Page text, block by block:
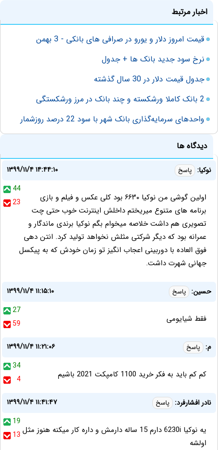
اخبار مرتبط
قیمت امروز دلار و یورو در صرافی های بانکی - 3 بهمن
نرخ سود جدید بانک ها + جدول
جدول قیمت دلار در 30 سال گذشته
2 بانک کاملا ورشکسته و چند بانک در مرز ورشکستگی
واحدهای سرمایه‌گذاری بانک شهر با سود 22 درصد روزشمار
دیدگاه ها
نوکیا: پاسخ
۱۳۹۹/۱۱/۴ ۱۴:۴۴:۱۰
44
23
اولین گوشی من نوکیا ۶۶٣٠ بود کلی عکس و فیلم و بازی
برنامه های متنوع میریختم داخلش اینترنت خوب حتی چت
تصویری هم داشت خلاصه میخوام بگم نوکیا برندی ماندگار و
عمرانه بود که دیگر شرکتی مثلش نخواهد تولید کرد. انتن دهی
فوق العاده با دوربینی اعجاب انگیز تو زمان خودش که به پیکسل
جهانی شهرت داشت.
حسین: پاسخ
۱۳۹۹/۱۱/۴ ۱۱:۱۵:۱۰
27
59
فقط شیایومی
م: پاسخ
۱۳۹۹/۱۱/۴ ۱۱:۲۱:۰۶
34
4
کم کم باید به فکر خرید 1100 کامپکت 2021 باشیم
نادر افشارفرد: پاسخ
۱۳۹۹/۱۱/۴ ۱۱:۴۱:۴۷
19
13 یه نوکیا 6230i دارم 15 ساله دارمش و داره کار میکنه هنوز مثل
اولشه